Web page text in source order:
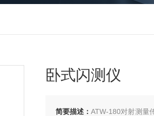
卧式闪测仪
简要描述： ATW-180对射测量